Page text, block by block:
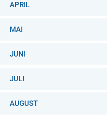
APRIL
MAI
JUNI
JULI
AUGUST